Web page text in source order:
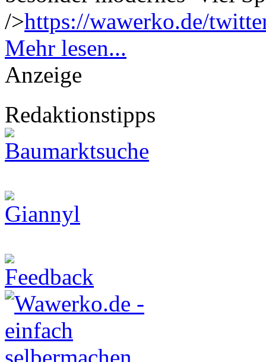
/>https://wawerko.de/
Mehr lesen...
Anzeige
Redaktionstipps